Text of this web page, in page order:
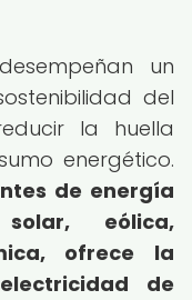
un
del
la huella
energético.
de energía
eólica,
ofrece la
de